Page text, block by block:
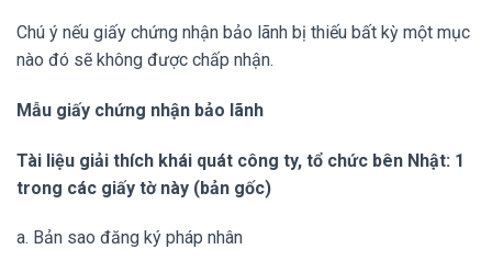
Chú ý nếu giấy chứng nhận bảo lãnh bị thiếu bất kỳ một mục
nào đó sẽ không được chấp nhận.
Mẫu giấy chứng nhận bảo lãnh
Tài liệu giải thích khái quát công ty, tổ chức bên Nhật: 1
trong các giấy tờ này (bản gốc)
a. Bản sao đăng ký pháp nhân